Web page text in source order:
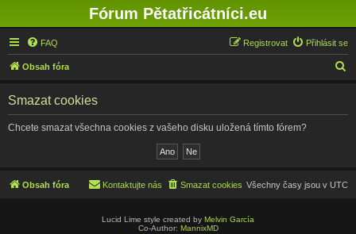
Fórum Pětatřicátníci.eu
FAQ Přihlásit se
Registrovat
Obsah fóra
Smazat cookies
Chcete smazat všechna cookies z vašeho disku uložená tímto fórem?
Obsah fóra Všechny časy jsou v UTC
Smazat cookies
Kontaktujte nás
Lucid Lime style created by Melvin García
Co-Author: MannixMD